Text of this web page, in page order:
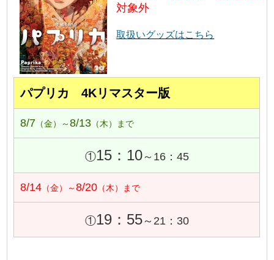
対象外
取扱いグッズはこちら
パプリカ 4Kリマスター版
8/7 （金）～8/13 （木）まで
①15：10～16：45
8/14 （金）～8/20 （木）まで
①19：55～21：30